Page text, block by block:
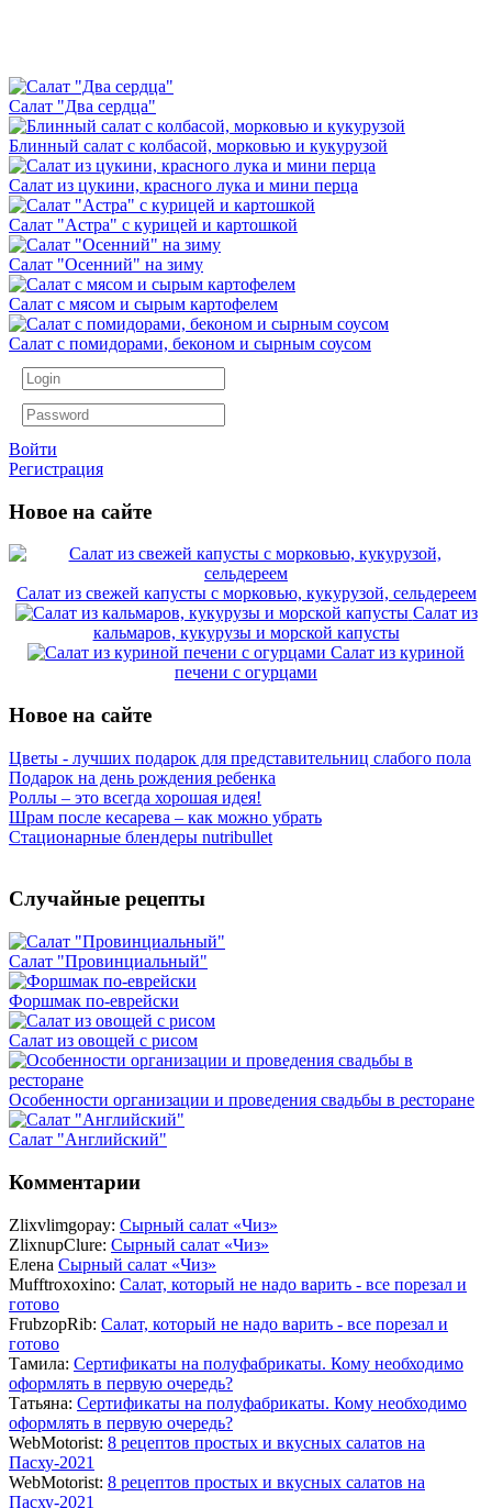
Салат "Два сердца"
Блинный салат с колбасой, морковью и кукурузой
Салат из цукини, красного лука и мини перца
Салат "Астра" с курицей и картошкой
Салат "Осенний" на зиму
Салат с мясом и сырым картофелем
Салат с помидорами, беконом и сырным соусом
Войти
Регистрация
Новое на сайте
Салат из свежей капусты с морковью, кукурузой, сельдереем
Салат из
кальмаров, кукурузы и морской капусты
Салат из куриной
печени с огурцами
Новое на сайте
Цветы - лучших подарок для представительниц слабого пола
Подарок на день рождения ребенка
Роллы – это всегда хорошая идея!
Шрам после кесарева – как можно убрать
Стационарные блендеры nutribullet
Случайные рецепты
Салат "Провинциальный"
Форшмак по-еврейски
Салат из овощей с рисом
Особенности организации и проведения свадьбы в ресторане
Салат "Английский"
Комментарии
Zlixvlimgopay: Сырный салат «Чиз»
ZlixnupClure: Сырный салат «Чиз»
Елена Сырный салат «Чиз»
Mufftroxoxino: Салат, который не надо варить - все порезал и
готово
FrubzopRib: Салат, который не надо варить - все порезал и
готово
Тамила: Сертификаты на полуфабрикаты. Кому необходимо
оформлять в первую очередь?
Татьяна: Сертификаты на полуфабрикаты. Кому необходимо
оформлять в первую очередь?
WebMotorist: 8 рецептов простых и вкусных салатов на
Пасху-2021
WebMotorist: 8 рецептов простых и вкусных салатов на
Пасху-2021